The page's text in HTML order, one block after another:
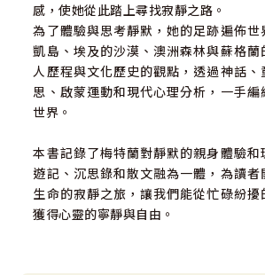
感，使她從此踏上尋找寂靜之路。
為了體驗與思考靜默，她的足跡遍佈
凱島、埃及的沙漠、澳洲森林與蘇格蘭
人歷程與文化歷史的觀點，透過神話、
思、啟蒙運動和現代心理分析，一手編
世界。
本書記錄了梅特蘭對靜默的親身體驗和
遊記、沉思錄和散文融為一體，為讀
生命的寂靜之旅，讓我們能從忙碌紛擾
獲得心靈的寧靜與自由。